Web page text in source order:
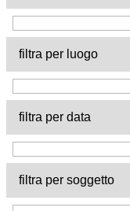
filtra per luogo
filtra per data
filtra per soggetto